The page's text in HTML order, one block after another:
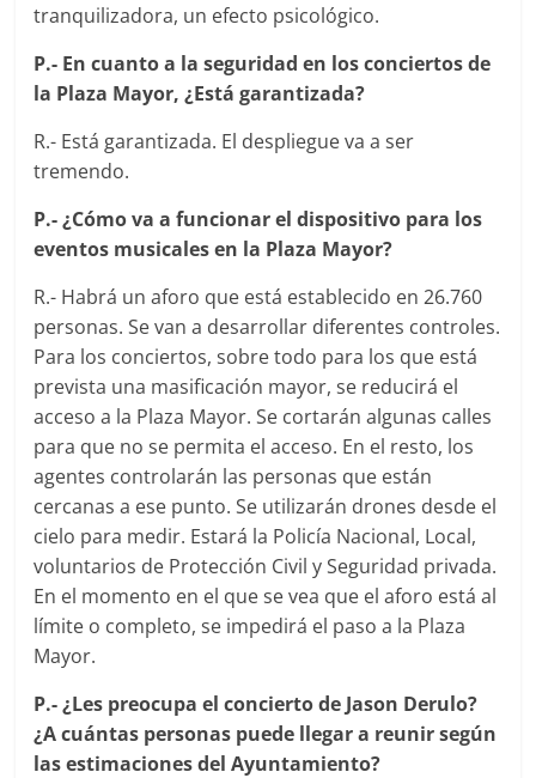
tranquilizadora, un efecto psicológico.
P.- En cuanto a la seguridad en los conciertos de
la Plaza Mayor, ¿Está garantizada?
R.- Está garantizada. El despliegue va a ser
tremendo.
P.- ¿Cómo va a funcionar el dispositivo para los
eventos musicales en la Plaza Mayor?
R.- Habrá un aforo que está establecido en 26.760
personas. Se van a desarrollar diferentes controles.
Para los conciertos, sobre todo para los que está
prevista una masificación mayor, se reducirá el
acceso a la Plaza Mayor. Se cortarán algunas calles
para que no se permita el acceso. En el resto, los
agentes controlarán las personas que están
cercanas a ese punto. Se utilizarán drones desde el
cielo para medir. Estará la Policía Nacional, Local,
voluntarios de Protección Civil y Seguridad privada.
En el momento en el que se vea que el aforo está al
límite o completo, se impedirá el paso a la Plaza
Mayor.
P.-¿Les preocupa el concierto de Jason Derulo?
¿A cuántas personas puede llegar a reunir según
las estimaciones del Ayuntamiento?